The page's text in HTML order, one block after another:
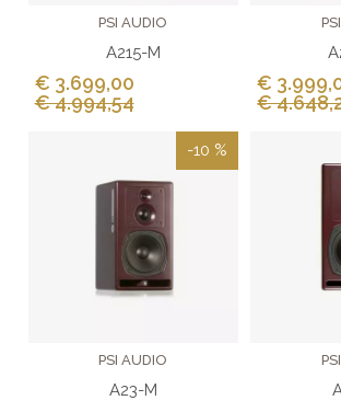
PSI AUDIO
A215-M
€ 3.699,00
€ 4.994,54
€
€
-10 %
PSI AUDIO
A23-M